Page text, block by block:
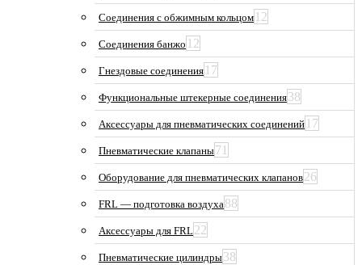
Соединения с обжимным кольцом 12
Соединения банжо 12
Гнездовые соединения 17
Функциональные штекерные соединения38
Аксессуары для пневматических соединений 17
Пневматические клапаны71
Оборудование для пневматических клапанов26
FRL — подготовка воздуха88
Аксессуары для FRL22
Пневматические цилиндры38